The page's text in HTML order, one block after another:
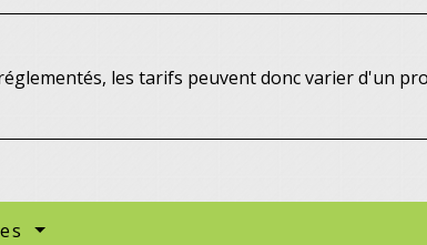
les tarifs peuvent donc varier d'un